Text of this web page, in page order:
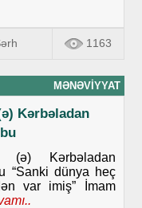
1163
MƏNƏVIYYAT
Kərbəladan
(ə) Kərbəladan
“Sanki dünya heç
var imiş” İmam